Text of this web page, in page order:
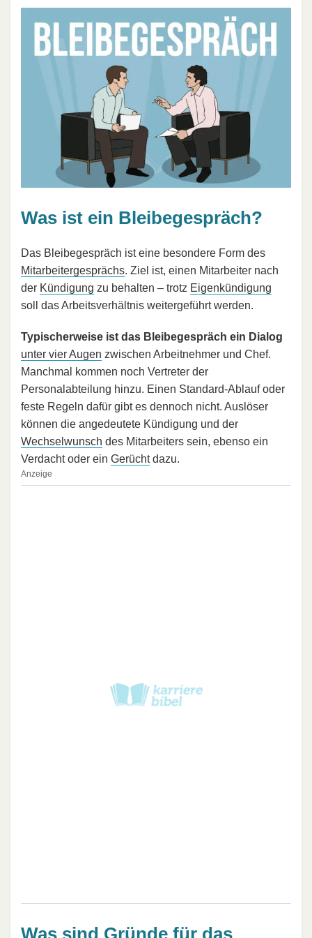
Was ist ein Bleibegespräch?
Das Bleibegespräch ist eine besondere Form des
Mitarbeitergesprächs. Ziel ist, einen Mitarbeiter nach
der Kündigung zu behalten – trotz Eigenkündigung
soll das Arbeitsverhältnis weitergeführt werden.
Typischerweise ist das Bleibegespräch ein Dialog
unter vier Augen zwischen Arbeitnehmer und Chef.
Manchmal kommen noch Vertreter der
Personalabteilung hinzu. Einen Standard-Ablauf oder
feste Regeln dafür gibt es dennoch nicht. Auslöser
können die angedeutete Kündigung und der
Wechselwunsch des Mitarbeiters sein, ebenso ein
Verdacht oder ein Gerüchtdazu.
Anzeige
Was sind Gründe für das